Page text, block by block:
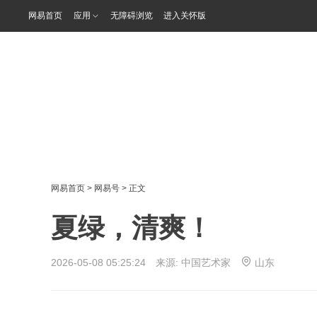
网易首页 应用 无障碍浏览 进入关怀版
网易首页 > 网易号 > 正文
夏绿，清爽！
2026-05-08 05:25:24 来源: 中国艺术家 山东